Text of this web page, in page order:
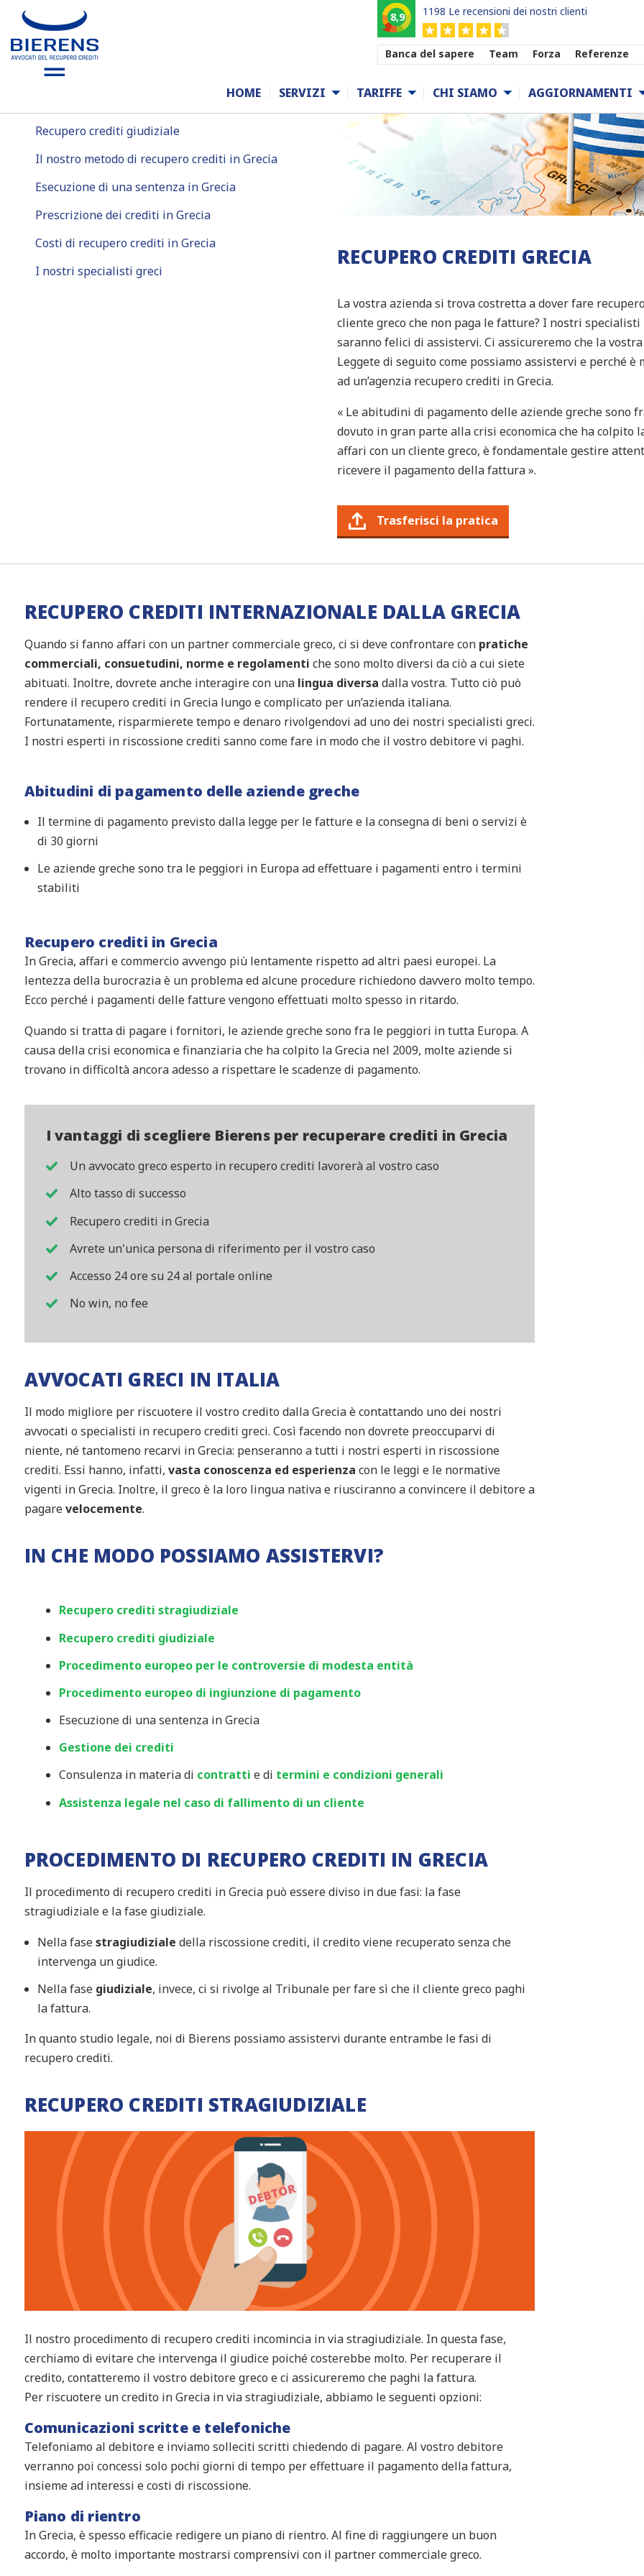
8,9 1198 Le recensioni dei nostri clienti
Banca del sapere Team Forza Referenze
HOME SERVIZI TARIFFE CHI SIAMO AGGIORNAMENTI
Recupero crediti in Grecia
Recupero crediti giudiziale
Il nostro metodo di recupero crediti in Grecia
Esecuzione di una sentenza in Grecia
Prescrizione dei crediti in Grecia
Costi di recupero crediti in Grecia
I nostri specialisti greci
RECUPERO CREDITI GRECIA
La vostra azienda si trova costretta a dover fare
cliente greco che non paga le fatture? I nostri
saranno felici di assistervi. Ci assicureremo che la
Leggete di seguito come possiamo assistervi e perché
ad un’agenzia recupero crediti in Grecia.
« Le abitudini di pagamento delle aziende greche sono
dovuto in gran parte alla crisi economica che ha colpito
affari con un cliente greco, è fondamentale gestire
ricevere il pagamento della fattura ».
Trasferisci la pratica
RECUPERO CREDITI INTERNAZIONALE DALLA GRECIA
Quando si fanno affari con un partner commerciale greco, ci si deve confrontare con pratiche
commerciali, consuetudini, norme e regolamenti che sono molto diversi da ciò a cui siete
abituati. Inoltre, dovrete anche interagire con una lingua diversa dalla vostra. Tutto ciò può
rendere il recupero crediti in Grecia lungo e complicato per un’azienda italiana.
Fortunatamente, risparmierete tempo e denaro rivolgendovi ad uno dei nostri specialisti greci.
I nostri esperti in riscossione crediti sanno come fare in modo che il vostro debitore vi paghi.
Abitudini di pagamento delle aziende greche
Il termine di pagamento previsto dalla legge per le fatture e la consegna di beni o servizi è
di 30 giorni
Le aziende greche sono tra le peggiori in Europa ad effettuare i pagamenti entro i termini
stabiliti
Recupero crediti in Grecia
In Grecia, affari e commercio avvengo più lentamente rispetto ad altri paesi europei. La
lentezza della burocrazia è un problema ed alcune procedure richiedono davvero molto tempo.
Ecco perché i pagamenti delle fatture vengono effettuati molto spesso in ritardo.
Quando si tratta di pagare i fornitori, le aziende greche sono fra le peggiori in tutta Europa. A
causa della crisi economica e finanziaria che ha colpito la Grecia nel 2009, molte aziende si
trovano in difficoltà ancora adesso a rispettare le scadenze di pagamento.
I vantaggi di scegliere Bierens per recuperare crediti in Grecia
Un avvocato greco esperto in recupero crediti lavorerà al vostro caso
Alto tasso di successo
Recupero crediti in Grecia
Avrete un'unica persona di riferimento per il vostro caso
Accesso 24 ore su 24 al portale online
No win, no fee
AVVOCATI GRECI IN ITALIA
Il modo migliore per riscuotere il vostro credito dalla Grecia è contattando uno dei nostri
avvocati o specialisti in recupero crediti greci. Così facendo non dovrete preoccuparvi di
niente, né tantomeno recarvi in Grecia: penseranno a tutti i nostri esperti in riscossione
crediti. Essi hanno, infatti, vasta conoscenza ed esperienza con le leggi e le normative
vigenti in Grecia. Inoltre, il greco è la loro lingua nativa e riusciranno a convincere il debitore a
pagarevelocemente.
IN CHE MODO POSSIAMO ASSISTERVI?
Recupero crediti stragiudiziale
Recupero crediti giudiziale
Procedimento europeo per le controversie di modesta entità
Procedimento europeo di ingiunzione di pagamento
Esecuzione di una sentenza in Grecia
Gestione dei crediti
Consulenza in materia di contratti e di termini e condizioni generali
Assistenza legale nel caso di fallimento di un cliente
PROCEDIMENTO DI RECUPERO CREDITI IN GRECIA
Il procedimento di recupero crediti in Grecia può essere diviso in due fasi: la fase
stragiudiziale e la fase giudiziale.
Nella fasestragiudiziale della riscossione crediti, il credito viene recuperato senza che
intervenga un giudice.
Nella fase giudiziale, invece, ci si rivolge al Tribunale per fare sì che il cliente greco paghi
la fattura.
In quanto studio legale, noi di Bierens possiamo assistervi durante entrambe le fasi di
recupero crediti.
RECUPERO CREDITI STRAGIUDIZIALE
Il nostro procedimento di recupero crediti incomincia in via stragiudiziale. In questa fase,
cerchiamo di evitare che intervenga il giudice poiché costerebbe molto. Per recuperare il
credito, contatteremo il vostro debitore greco e ci assicureremo che paghi la fattura.
Per riscuotere un credito in Grecia in via stragiudiziale, abbiamo le seguenti opzioni:
Comunicazioni scritte e telefoniche
Telefoniamo al debitore e inviamo solleciti scritti chiedendo di pagare. Al vostro debitore
verranno poi concessi solo pochi giorni di tempo per effettuare il pagamento della fattura,
insieme ad interessi e costi di riscossione.
Piano di rientro
In Grecia, è spesso efficacie redigere un piano di rientro. Al fine di raggiungere un buon
accordo, è molto importante mostrarsi comprensivi con il partner commerciale greco.